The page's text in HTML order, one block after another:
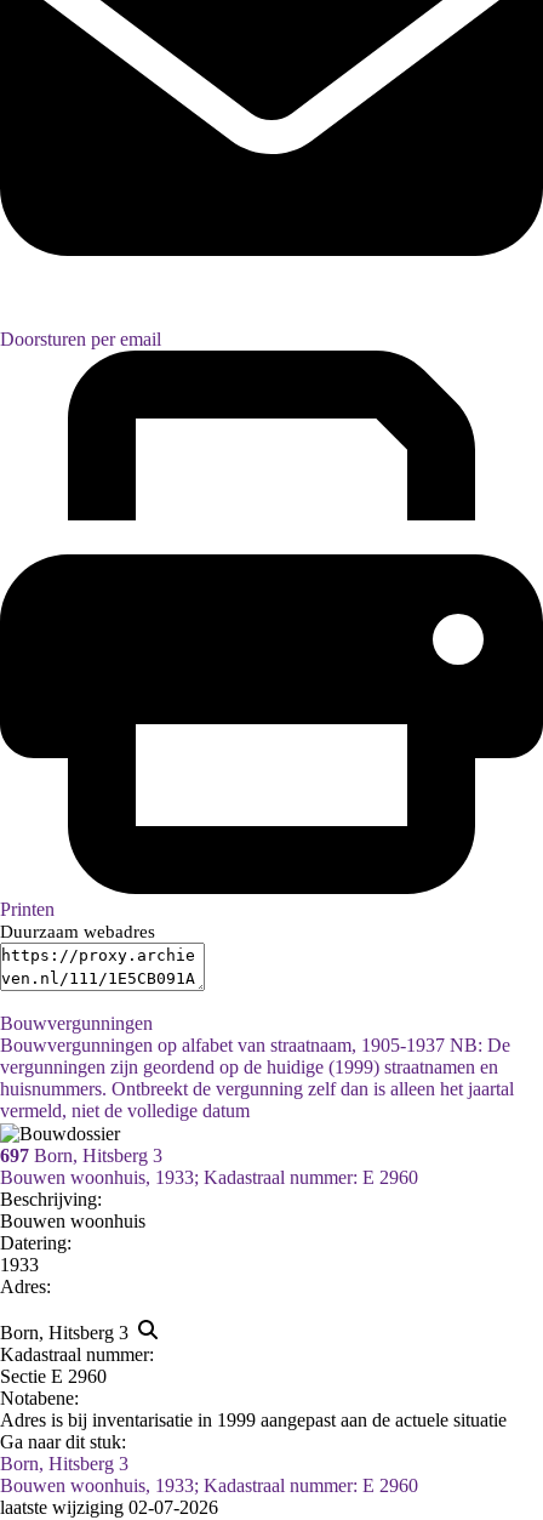
Doorsturen per email
Printen
Duurzaam webadres
Bouwvergunningen
Bouwvergunningen op alfabet van straatnaam, 1905-1937 NB: De
vergunningen zijn geordend op de huidige (1999) straatnamen en
huisnummers. Ontbreekt de vergunning zelf dan is alleen het jaartal
vermeld, niet de volledige datum
697 Born, Hitsberg 3
Bouwen woonhuis, 1933; Kadastraal nummer: E 2960
Beschrijving:
Bouwen woonhuis
Datering:
1933
Adres:
Born, Hitsberg 3
Kadastraal nummer:
Sectie E 2960
Notabene:
Adres is bij inventarisatie in 1999 aangepast aan de actuele situatie
Ga naar dit stuk:
Born, Hitsberg 3
Bouwen woonhuis, 1933; Kadastraal nummer: E 2960
laatste wijziging 02-07-2026